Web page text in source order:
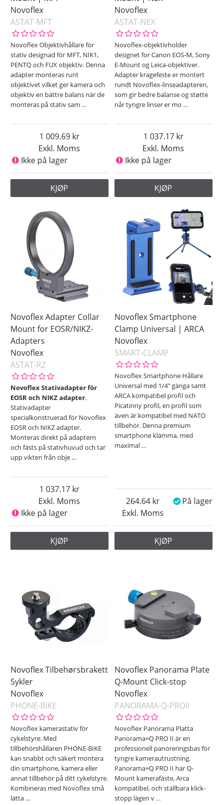
Novoflex
ASTAT-MFT
Novoflex Objektivhållare för
stativ designad för MFT, NIK1,
PENTQ och FUX objektiv. Denna
adapter monteras runt
objektivet vilket ger kamera och
objektiv en bättre balans när de
monteras på stativ sam …
Exkl. Moms
1 009.69
Ikke på lager
KJØP
Novoflex
ASTAT-NEX
Novoflex-objektivholder
designet for Canon EOS-M, Sony
E-Mount og Leica-objektiver.
Adapter kragefeste er montert
rundt Novoflex-linseadapteren,
som gir bedre balanse og støtte
når tyngre linser er mo …
Exkl. Moms
1 037.17
Ikke på lager
KJØP
Novoflex Adapter Collar
Mount for EOSR/NIKZ-
Adapters
Novoflex
ASTAT-RZ
Novoflex Stativadapter för
EOSR och NIKZ adapter.
Stativadapter
specialkonstruerad för Novoflex
EOSR och NIKZ adapter.
Monteras direkt på adaptern
och fästs på stativhuvud och tar
upp vikten från obje …
Exkl. Moms
1 037.17
Ikke på lager
KJØP
Novoflex Smartphone
Clamp Universal | ARCA
Novoflex
SMART-CLAMP
Novoflex Smartphone Hållare
Universal med 1/4" gänga samt
ARCA kompatibel profil och
Picatinny profil, en profil som
även är kompatibel med NATO
tillbehör. Denna premium
smartphone klämma, med
maximal …
Exkl. Moms
264.64 På lager
KJØP
Novoflex Tilbehørsbrakett
Sykler
Novoflex
PHONE-BIKE
Novoflex kamerastativ för
cykelstyre. Med
tillbehörshållaren PHONE-BIKE
kan snabbt och säkert montera
din smartphone, kamera eller
annat tillbehör på ditt cykelstyre.
Kombineras med Novoflex små
lätta …
Novoflex Panorama Plate
Q-Mount Click-stop
Novoflex
PANORAMA-Q-PROII
Novoflex Panorama Platta
Panorama=Q PRO II är en
professionell panoreringsbas för
tyngre kamerautrustning.
Panorama=Q PRO II har Q-
Mount kamerafäste, Arca
kompatibel, och ställbara klick-
stopp lägen v …